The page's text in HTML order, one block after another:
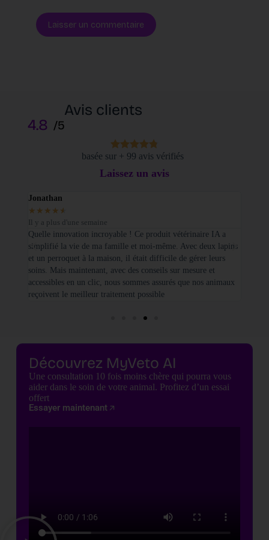
Laisser un commentaire
Avis clients
4.8 /5
basée sur + 99 avis vérifiés
Laissez un avis
Jonathan
★ ★ ★ ★ ★
Il y a plus d'une semaine
Quelle innovation incroyable ! Ce produit vétérinaire IA a
simplifié la vie de ma famille et moi-même. Avec deux lapins
et un perroquet à la maison, il était difficile de gérer leurs
soins. Mais maintenant, avec des conseils sur mesure et
accessibles en un clic, nous sommes assurés que nos animaux
reçoivent le meilleur traitement possible
Découvrez MyVeto AI
Une consultation 10 fois moins chère qui pourra vous
aider dans le soin de votre animal. Profitez d’un essai
offert
Essayer maintenant